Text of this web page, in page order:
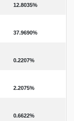
12.8035%
37.9690%
0.2207%
2.2075%
0.6622%